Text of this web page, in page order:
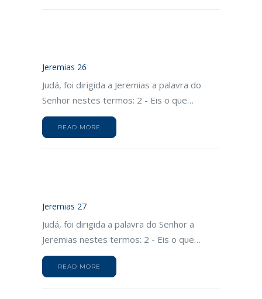
Jeremias 26
Judá, foi dirigida a Jeremias a palavra do
Senhor nestes termos: 2 - Eis o que…
READ MORE
Jeremias 27
Judá, foi dirigida a palavra do Senhor a
Jeremias nestes termos: 2 - Eis o que…
READ MORE